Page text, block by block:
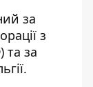
за
з
за